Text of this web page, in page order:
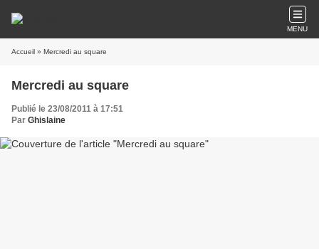
MENU
Accueil » Mercredi au square
Mercredi au square
Publié le 23/08/2011 à 17:51
Par Ghislaine